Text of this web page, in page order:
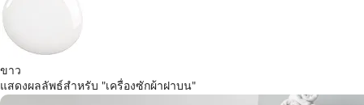
ขาว
แสดงผลลัพธ์สำหรับ "เครื่องซักผ้าฝาบน"